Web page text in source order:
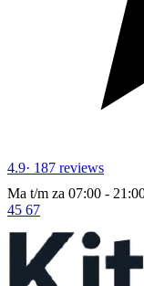
4.9· 187 reviews
Ma t/m za 07:00 -
45 67